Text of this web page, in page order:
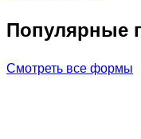
Популярные
Смотреть все формы